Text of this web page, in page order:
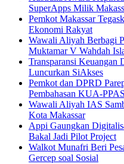
SuperApps Milik
Pemkot Makassar
Ekonomi Rakyat
Wawali Aliyah Berbagi
Muktamar V Wahdah
Transparansi Keuangan
Luncurkan SiAkses
Pemkot dan DPRD
Pembahasan KUA-
Wawali Aliyah IAS
Kota Makassar
Appi Gaungkan
Bakal Jadi Pilot Project
Walkot Munafri Beri
Gercep soal Sosial